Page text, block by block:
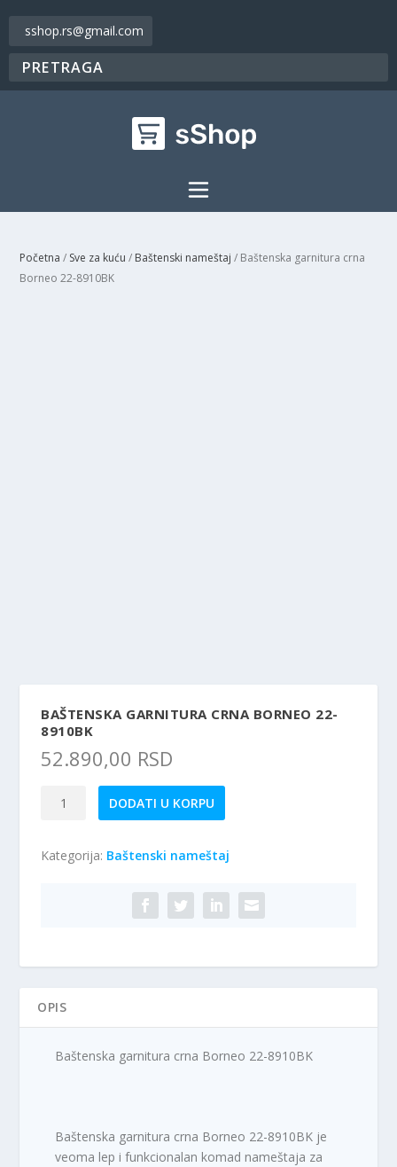
sshop.rs@gmail.com
Početna / Sve za kuću / Baštenski nameštaj / Baštenska garnitura crna
Borneo 22-8910BK
BAŠTENSKA GARNITURA CRNA BORNEO 22-
8910BK
52.890,00 RSD
Baštenska
Borneo
DODATI U KORPU
Kategorija: Baštenski nameštaj
OPIS
Baštenska garnitura crna Borneo 22-8910BK
Baštenska garnitura crna Borneo 22-8910BK je
veoma lep i funkcionalan komad nameštaja za